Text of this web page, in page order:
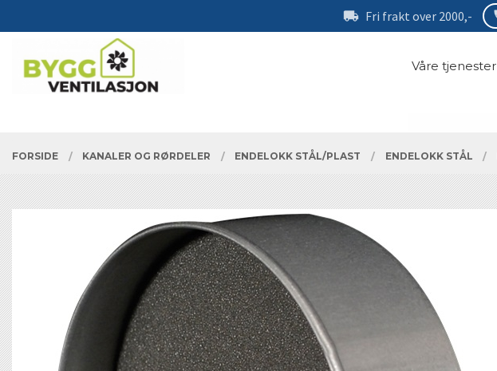
til
Fri frakt over 2000,-
PRODUKTER
Våre tjenester
FORSIDE KANALER OG RØRDELER ENDELOKK STÅL/PLAST ENDELOKK STÅL